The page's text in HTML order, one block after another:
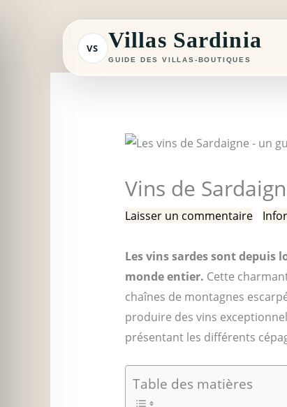
VS Villas Sardinia
GUIDE DES VILLAS-BOUTIQUES
Vins de
Laisser un commentaire
Les vins sardes sont depuis
monde entier. Cette
chaînes de montagnes
produire des vins
présentant les différents
Table des matières